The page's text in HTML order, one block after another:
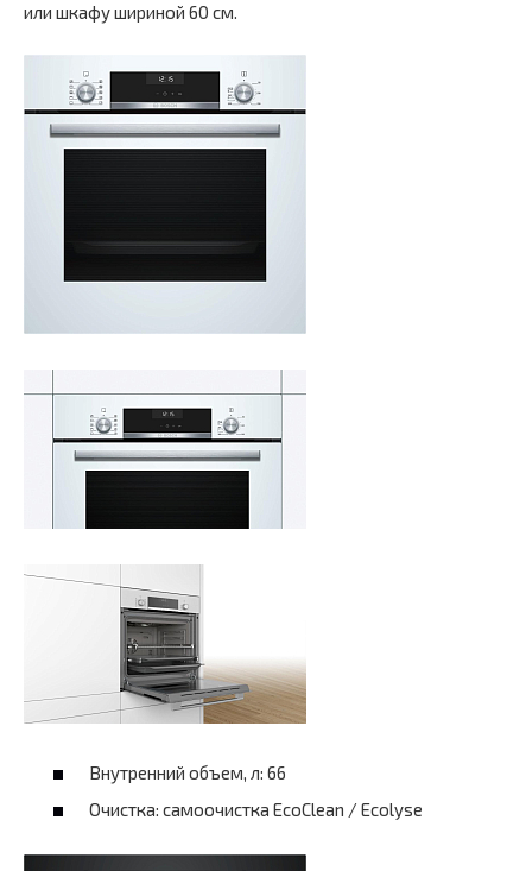
или шкафу шириной 60 см.
Внутренний объем, л: 66
Очистка: самоочистка EcoClean / Ecolyse